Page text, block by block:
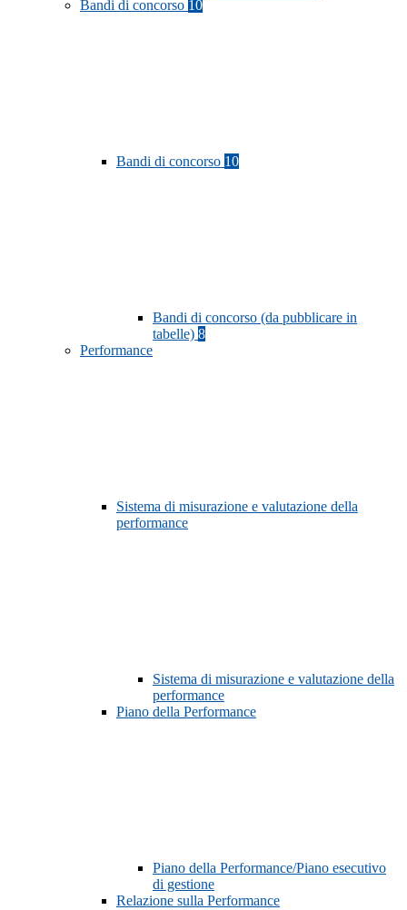
Bandi di concorso 10
Bandi di concorso 10
Bandi di concorso (da pubblicare in
tabelle) 8
Performance
Sistema di misurazione e valutazione della
performance
Sistema di misurazione e valutazione della
performance
Piano della Performance
Piano della Performance/Piano esecutivo
di gestione
Relazione sulla Performance